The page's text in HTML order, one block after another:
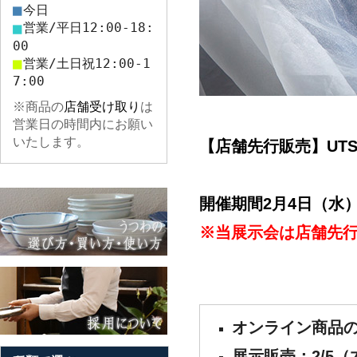
【店舗先行販売】
開催期間2月4日（水
※当展示会は店舗先
オンライン商品
■今日
■営業/平日12:00-18:
00
■営業/土日祝12:00-1
7:00
※商品の店舗受け取り は
営業日の時間内にお願い
いたします。